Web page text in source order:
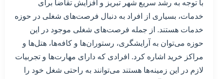
با توجه به رشد سریع شهر تبریز و افزایش تقاضا برای
خدمات، بسیاری از افراد به دنبال فرصت‌های شغلی در حوزه
خدمات هستند. از جمله فرصت‌های شغلی موجود در این
حوزه می‌توان به آرایشگری، رستوران‌ها و کافه‌ها، هتل‌ها و
مراکز خرید اشاره کرد. افرادی که دارای مهارت‌ها و تجربیات
لازم در این زمینه‌ها هستند می‌توانند به راحتی شغل خود را